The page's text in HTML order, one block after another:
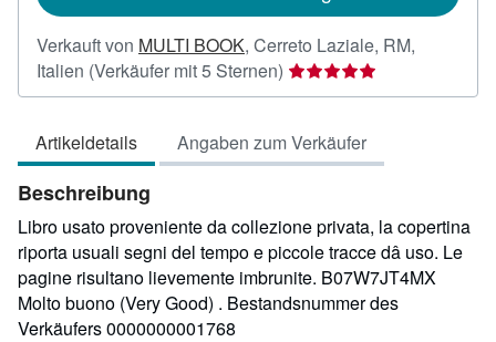
Verkauft von MULTI BOOK, Cerreto Laziale, RM,
Italien (Verkäufer mit 5 Sternen) Verkäuferbewertung
5
5
Sternen
Artikeldetails Angaben zum Verkäufer
Beschreibung
Libro usato proveniente da collezione privata, la copertina
riporta usuali segni del tempo e piccole tracce dâ uso. Le
pagine risultano lievemente imbrunite. B07W7JT4MX
Molto buono (Very Good) . Bestandsnummer des
Verkäufers 0000000001768